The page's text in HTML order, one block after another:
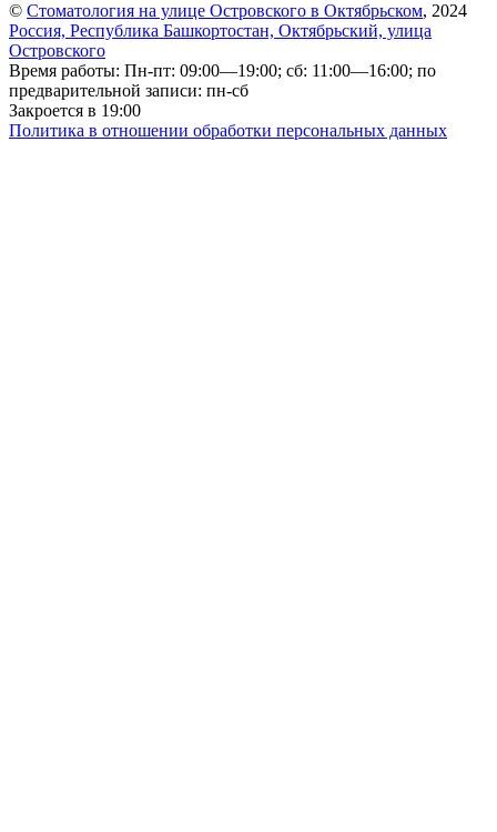
© Стоматология на улице Островского в Октябрьском, 2024
Россия, Республика Башкортостан, Октябрьский, улица
Островского
Время работы: Пн-пт: 09:00—19:00; сб: 11:00—16:00; по
предварительной записи: пн-сб
Закроется в 19:00
Политика в отношении обработки персональных данных